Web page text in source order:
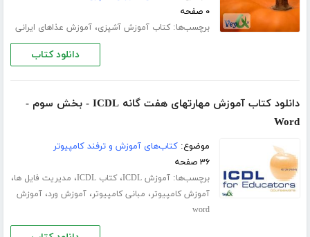
۰ صفحه
برچسب‌ها:کتاب آموزش آشپزی،آموزش عذاهای ایرانی
دانلود کتاب
دانلود کتاب آموزش مهارتهای هفت گانه ICDL - بخش سوم -
Word
موضوع:کتاب‌های آموزش و ترفند کامپیوتر
۳۶ صفحه
برچسب‌ها:آموزش ICDL ،کتاب ICDL ، مدیریت فایل ها،
آموزش کامپیوتر، مبانی کامپیوتر،آموزش ورد،آموزش
word